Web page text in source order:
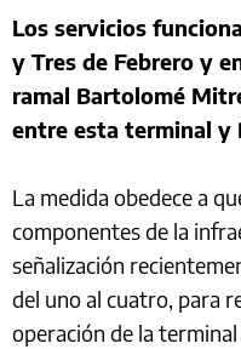
Los servicios
y Tres de Febrero y
ramal Bartolomé
entre esta terminal y
La medida obedece a
componentes de la
señalización
del uno al cuatro, para
operación de la